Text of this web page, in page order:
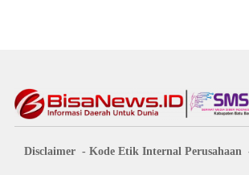
Disclaimer Kode Etik Internal Perusahaan